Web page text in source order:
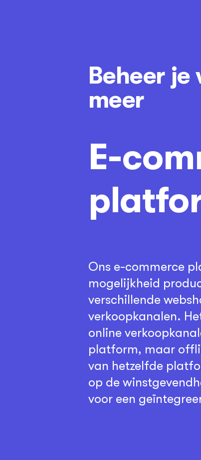
Beheer je
meer
E-
Ons e-commerce
mogelijkheid
verschillende
verkoopkanalen.
online
platform, maar
van hetzelfde
op de
voor een